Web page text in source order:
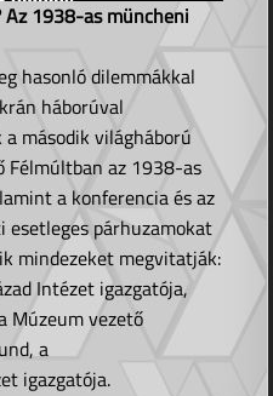
Az 1938-as müncheni
hasonló dilemmákkal
háborúval
második világháború
Félmúltban az 1938-as
a konferencia és az
párhuzamokat
mindezeket megvitatják:
Intézet igazgatója,
Múzeum vezető
a
igazgatója.